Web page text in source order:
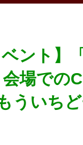
ント】
場での
ういち